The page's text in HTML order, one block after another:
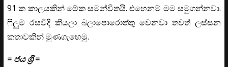
91 ක කාලයකින් මේක සමන්විතයි. එහෙනම් මම සමුගන්නවා.
ෆිලුම රසවිදී කියලා බලාපොරොත්තු වෙනවා තවත් ලස්සන
කතාවකින් මුණගැහෙමු.
= ජය ශ්‍රී =